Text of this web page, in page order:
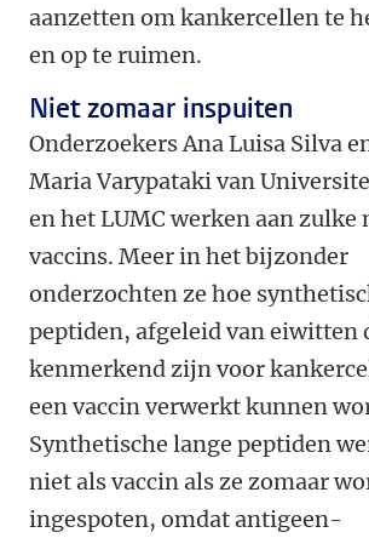
aanzetten om kankercellen te
en op te ruimen.
Niet zomaar inspuiten
Onderzoekers Ana Luisa Silva
Maria Varypataki van
en het LUMC werken aan zulke
vaccins. Meer in het bijzonder
onderzochten ze hoe
peptiden, afgeleid van eiwitten
kenmerkend zijn voor
een vaccin verwerkt kunnen
Synthetische lange peptiden
niet als vaccin als ze zomaar
ingespoten, omdat antigeen-